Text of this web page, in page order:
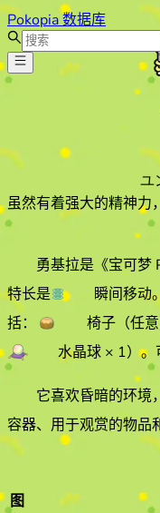
Pokopia 数据库
ユ
虽然有着强大的精神力
勇基拉是《宝可梦
特长是 瞬间移动
括：
椅子（任意
水晶球 × 1）。
它喜欢昏暗的环境
容器、用于观赏的物品
图